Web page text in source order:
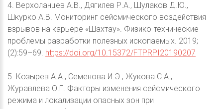
4. Верхоланцев А.В., Дягилев Р.А., Шулаков Д.Ю.,
Шкурко А.В. Мониторинг сейсмического воздействия
взрывов на карьере «Шахтау». Физико-технические
проблемы разработки полезных ископаемых. 2019;
(2):59–69. https://doi.org/10.15372/FTPRPI20190207
5. Козырев А.А., Семенова И.Э., Жукова С.А.,
Журавлева О.Г. Факторы изменения сейсмического
режима и локализации опасных зон при